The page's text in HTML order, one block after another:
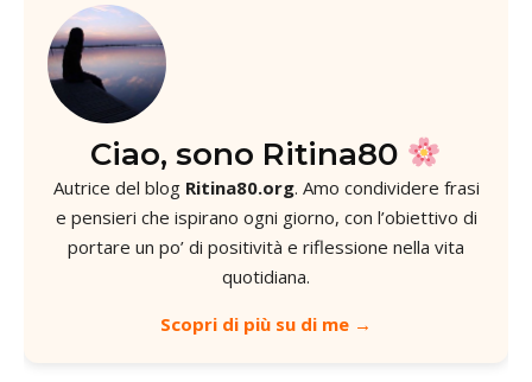
Ciao, sono Ritina80
Autrice del blog Ritina80.org. Amo condividere frasi
e pensieri che ispirano ogni giorno, con l’obiettivo di
portare un po’ di positività e riflessione nella vita
quotidiana.
Scopri di più su di me →